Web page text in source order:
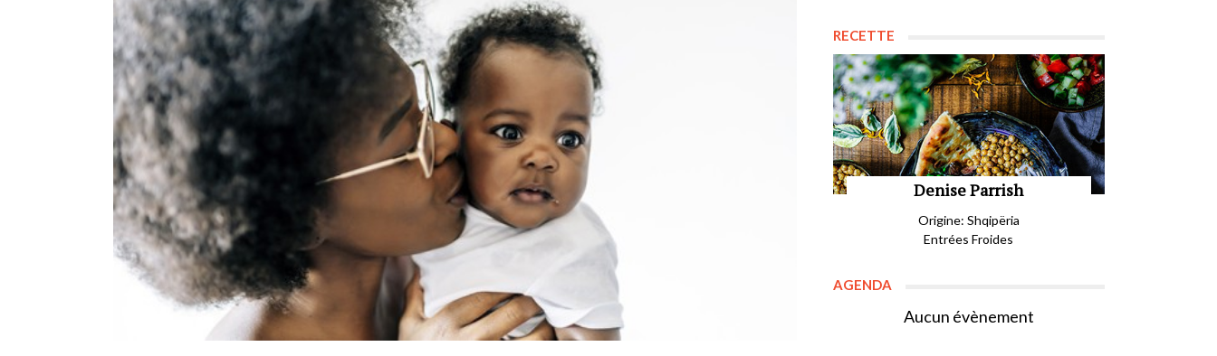
RECETTE
Denise Parrish
Origine: Shqipëria
Entrées Froides
AGENDA
Aucun évènement